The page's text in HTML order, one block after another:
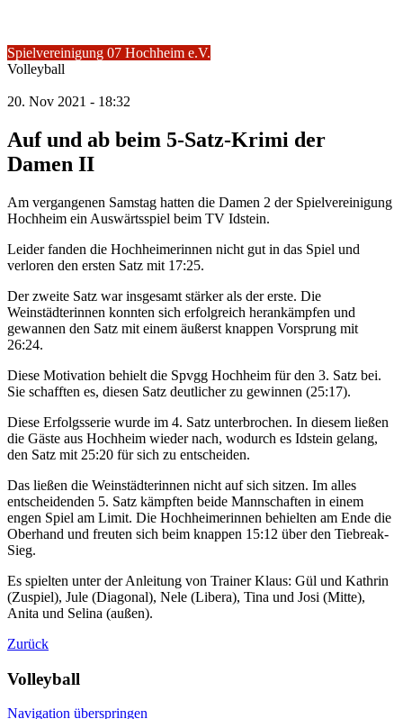
Spielvereinigung 07 Hochheim e.V.
Volleyball
20. Nov 2021 - 18:32
Auf und ab beim 5-Satz-Krimi der
Damen II
Am vergangenen Samstag hatten die Damen 2 der Spielvereinigung
Hochheim ein Auswärtsspiel beim TV Idstein.
Leider fanden die Hochheimerinnen nicht gut in das Spiel und
verloren den ersten Satz mit 17:25.
Der zweite Satz war insgesamt stärker als der erste. Die
Weinstädterinnen konnten sich erfolgreich herankämpfen und
gewannen den Satz mit einem äußerst knappen Vorsprung mit
26:24.
Diese Motivation behielt die Spvgg Hochheim für den 3. Satz bei.
Sie schafften es, diesen Satz deutlicher zu gewinnen (25:17).
Diese Erfolgsserie wurde im 4. Satz unterbrochen. In diesem ließen
die Gäste aus Hochheim wieder nach, wodurch es Idstein gelang,
den Satz mit 25:20 für sich zu entscheiden.
Das ließen die Weinstädterinnen nicht auf sich sitzen. Im alles
entscheidenden 5. Satz kämpften beide Mannschaften in einem
engen Spiel am Limit. Die Hochheimerinnen behielten am Ende die
Oberhand und freuten sich beim knappen 15:12 über den Tiebreak-
Sieg.
Es spielten unter der Anleitung von Trainer Klaus: Gül und Kathrin
(Zuspiel), Jule (Diagonal), Nele (Libera), Tina und Josi (Mitte),
Anita und Selina (außen).
Zurück
Volleyball
Navigation überspringen